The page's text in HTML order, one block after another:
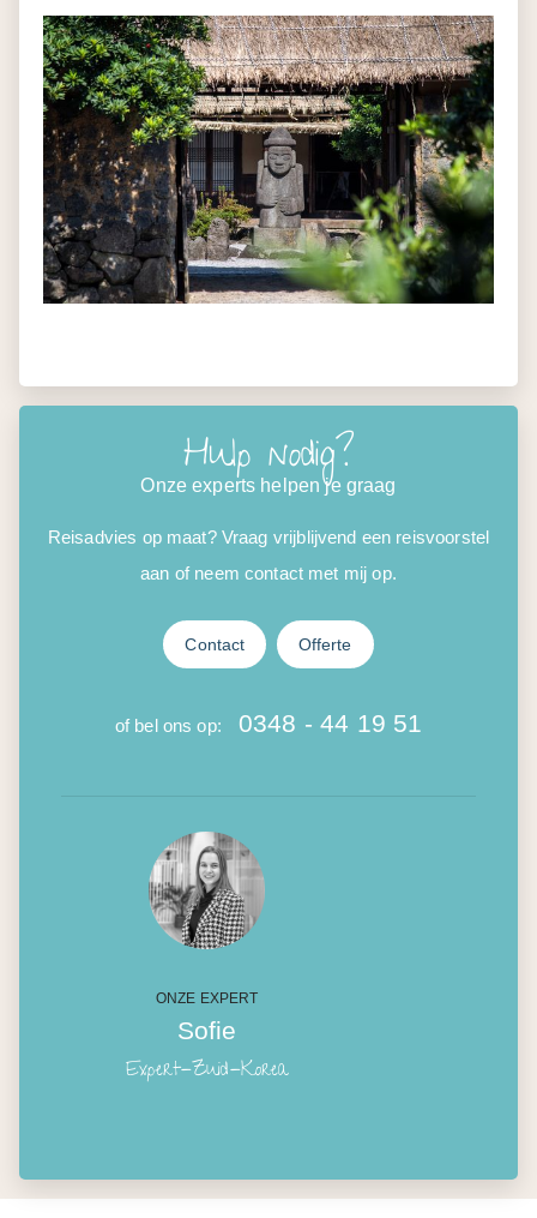
Hulp nodig?
Onze experts helpen je graag
Reisadvies op maat? Vraag vrijblijvend een reisvoorstel
aan of neem contact met mij op.
Contact Offerte
of bel ons op: 0348 - 44 19 51
ONZE EXPERT
Sofie
Expert-Zuid-Korea